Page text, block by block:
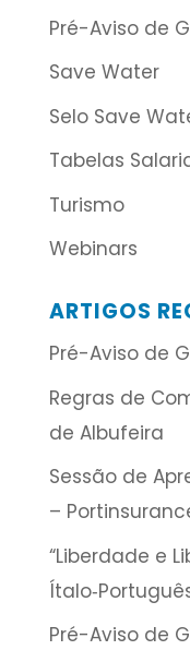
Pré-Aviso de
Save Water
Selo Save
Tabelas
Turismo
Webinars
ARTIGOS
Pré-Aviso de
Regras de
de Albufeira
Sessão de
–
“Liberdade e
Pré-Aviso de